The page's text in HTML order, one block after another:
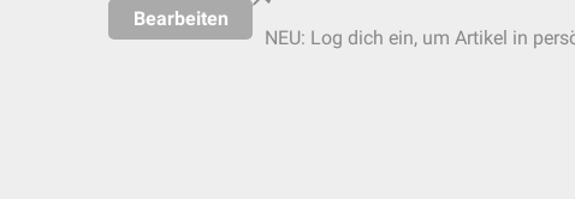
Bearbeiten
NEU: Log dich ein, um Artikel in